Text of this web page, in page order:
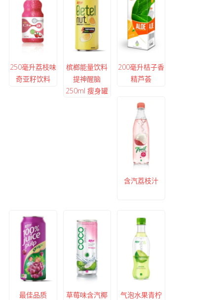
250毫升荔枝味
奇亚籽饮料
槟榔能量饮料
提神醒脑
250ml 瘦身罐
200毫升桔子香
精芦荟
含汽荔枝汁
最佳品质
草莓味含汽椰
气泡水果青柠